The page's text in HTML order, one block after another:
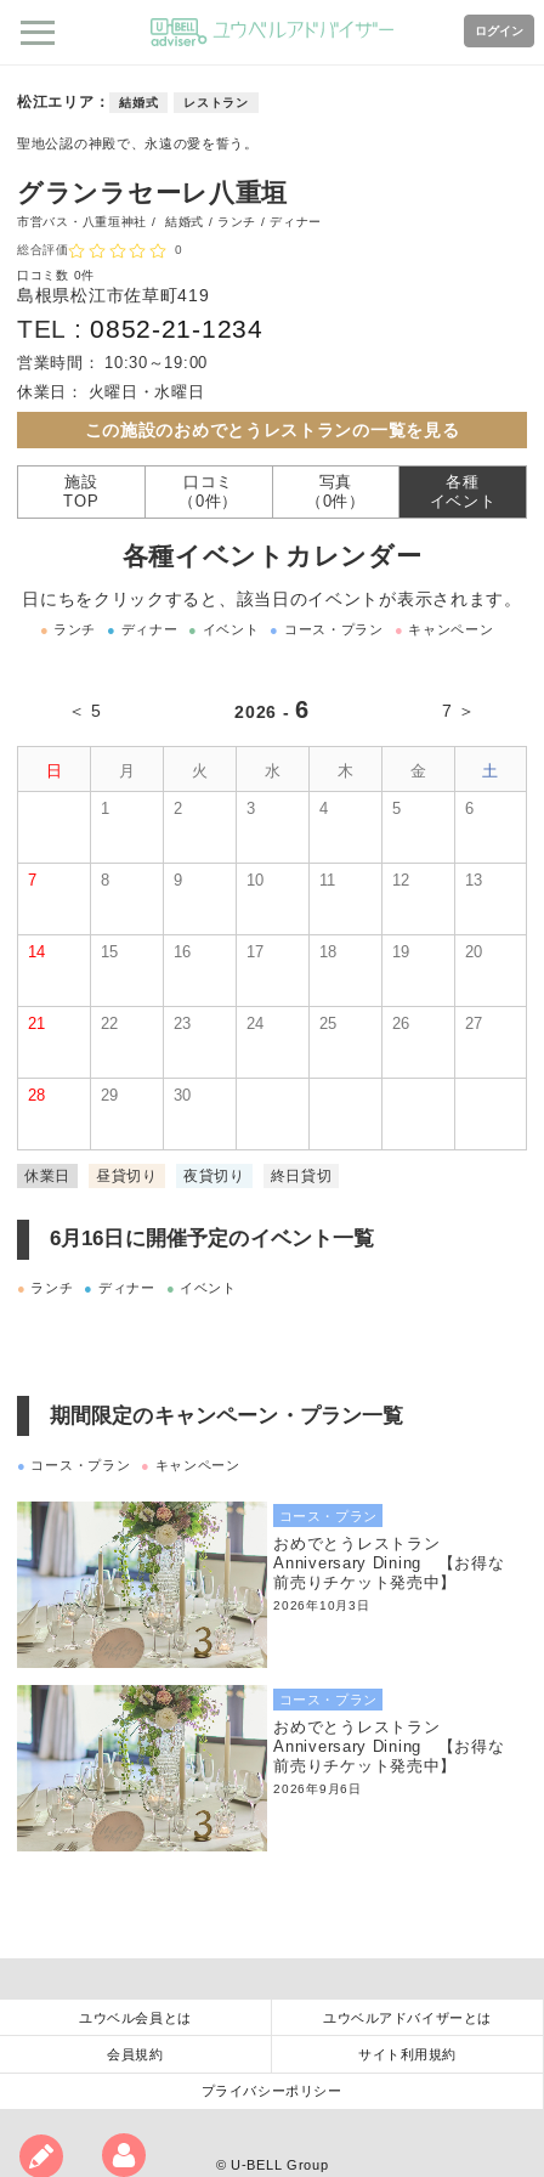
ログイン
松江エリア 結婚式 レストラン
聖地公認の神殿で、永遠の愛を誓う。
グランラセーレ八重垣
市営バス・八重垣神社 / 結婚式 / ランチ / ディナー
総合評価
0
口コミ数 0件
島根県松江市佐草町419
TEL :0852-21-1234
営業時間：
10:30～19:00
休業日：
火曜日・水曜日
この施設のおめでとうレストランの一覧を見る
施設
TOP
口コミ
（0件）
写真
（0件）
各種
イベント
各種イベントカレンダー
日にちをクリックすると、該当日のイベントが表示されます。
● ランチ ● ディナー ● イベント ● コース・プラン ● キャンペーン
＜ 5 2026 -6 7 ＞
日 月 火 水 木 金 土
1 2 3 4 5 6
7 8 9 10 11 12 13
14 15 16 17 18 19 20
21 22 23 24 25 26 27
28 29 30
休業日 昼貸切り 夜貸切り 終日貸切
6月16日に 開催予定のイベント一覧
● ランチ ● ディナー ● イベント
期間限定のキャンペーン・プラン一覧
● コース・プラン ● キャンペーン
コース・プラン
おめでとうレストラン
Anniversary Dining 【お得な
前売りチケット発売中】
2026年10月3日
コース・プラン
おめでとうレストラン
Anniversary Dining 【お得な
前売りチケット発売中】
2026年9月6日
ユウベル会員とは ユウベルアドバイザーとは
会員規約 サイト利用規約
プライバシーポリシー
© U-BELL Group